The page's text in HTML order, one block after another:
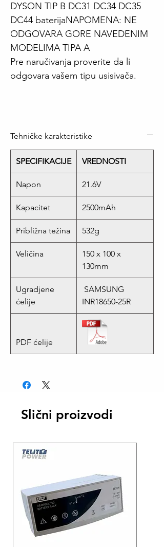
DYSON TIP B DC31 DC34 DC35
DC44 baterijaNAPOMENA: NE
ODGOVARA GORE NAVEDENIM
MODELIMA TIPA A
Pre naručivanja proverite da li
odgovara vašem tipu usisivača.
Tehničke karakteristike
SPECIFIKACIJE VREDNOSTI
Napon 21.6V
Kapacitet 2500mAh
Približna težina 532g
Veličina
150 x 100 x
130mm
Ugradjene
ćelije
SAMSUNG
INR18650-25R
PDF ćelije
Slični proizvodi